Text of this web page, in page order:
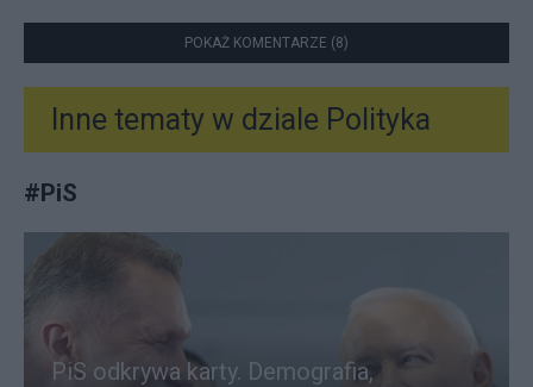
POKAŻ KOMENTARZE (8)
Inne tematy w dziale Polityka
#PiS
PiS odkrywa karty. Demografia,